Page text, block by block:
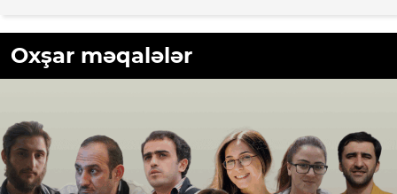
Oxşar məqalələr